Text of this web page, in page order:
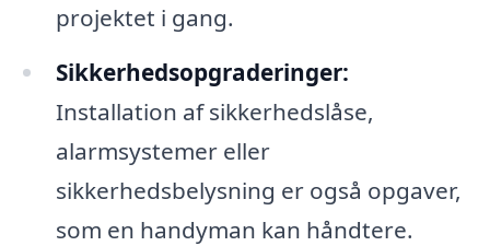
projektet i gang.
Sikkerhedsopgraderinger:
Installation af sikkerhedslåse,
alarmsystemer eller
sikkerhedsbelysning er også opgaver,
som en handyman kan håndtere.